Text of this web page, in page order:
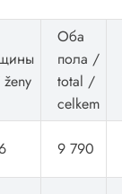
Оба
пола /
total /
celkem
9 790